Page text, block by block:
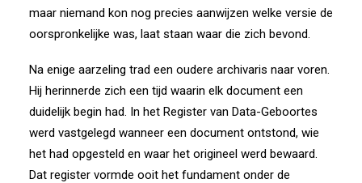
maar niemand kon nog precies aanwijzen welke versie de
oorspronkelijke was, laat staan waar die zich bevond.
Na enige aarzeling trad een oudere archivaris naar voren.
Hij herinnerde zich een tijd waarin elk document een
duidelijk begin had. In het Register van Data-Geboortes
werd vastgelegd wanneer een document ontstond, wie
het had opgesteld en waar het origineel werd bewaard.
Dat register vormde ooit het fundament onder de